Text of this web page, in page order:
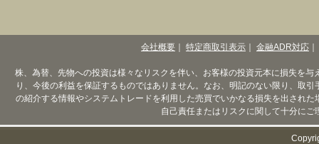
会社概要 特定商取引表示 金融ADR対応
株、為替、先物への投資は様々なリスクを伴い、お客様の投資元本に損失を
り、今後の利益を保証するものではありません。なお、明記のない限り、取
の紹介する情報やシステムトレードを利用した売買でいかなる損失を出され
自己責任またはリスクに関して十分に